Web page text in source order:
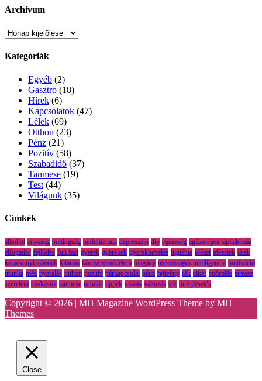
Archívum
Archívum
Kategóriák
Egyéb (2)
Gasztro (18)
Hírek (6)
Kapcsolatok (47)
Lélek (69)
Otthon (23)
Pénz (21)
Pozitív (58)
Szabadidő (37)
Tanmese (19)
Test (44)
Világunk (35)
Címkék
alkohol anyaság boldogság buddhizmus depresszió diy egészség egészséges táplálkozás
elfogadás fejlődés fun fact gyerek gyerekek gyereknevelés higiénia idézet idézetek játék
karácsonyi ajándék kitartás környezetvédelem magány mesterséges intelligencia motiváció
munka méz nyaralás otthon pozitív párkapcsolat pénz rejtvény rák siker spórolás stressz
szerelem szokások tanmese tanulás tippek utazás változás víz önfejlesztés
Copyright © 2026 | MH Magazine WordPress Theme by MH
Themes
Close